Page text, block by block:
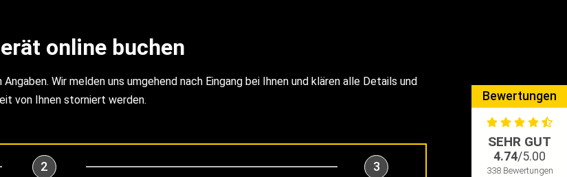
online buchen
Wir melden uns umgehend nach Eingang bei Ihnen und klären alle Details und
von Ihnen storniert werden.
2 3
Bewertungen
SEHR GUT
4.74/5.00
338 Bewertungen